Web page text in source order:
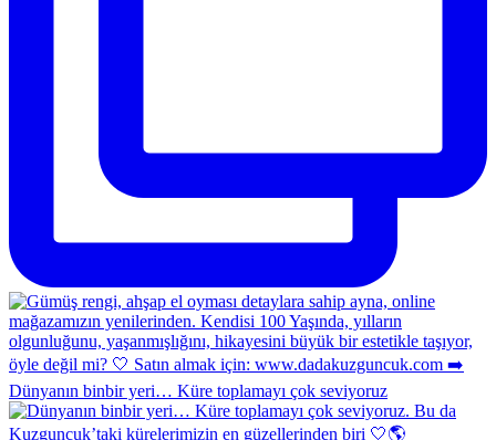
Dünyanın binbir yeri… Küre toplamayı çok seviyoruz